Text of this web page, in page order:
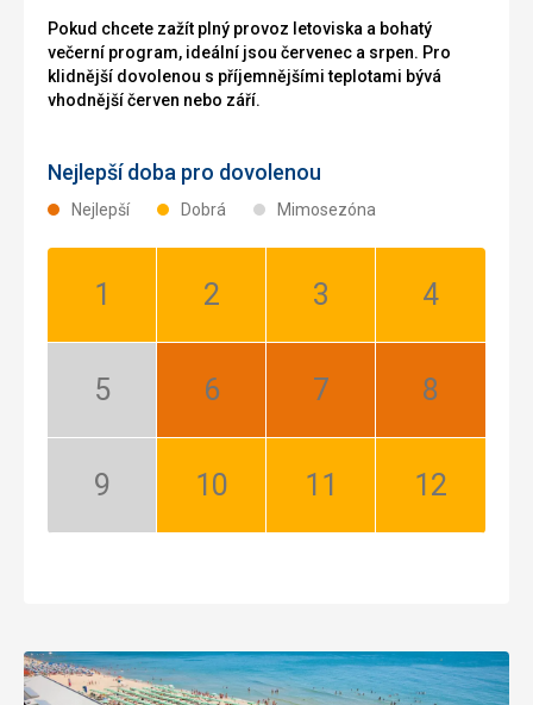
Pokud chcete zažít plný provoz letoviska a bohatý
večerní program, ideální jsou červenec a srpen. Pro
klidnější dovolenou s příjemnějšími teplotami bývá
vhodnější červen nebo září.
Nejlepší doba pro dovolenou
Nejlepší Dobrá Mimosezóna
Leden:
Únor:
Březen:
Duben:
Květen:
Červen:
Červenec:
Srpen:
Září:
Říjen:
Listopad:
Prosinec: